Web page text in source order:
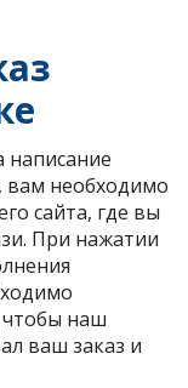
написание
вам необходимо
сайта, где вы
При нажатии
чтобы наш
ваш заказ и